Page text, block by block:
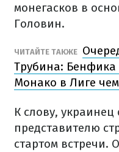
монегасков в
Головин.
ЧИТАЙТЕ ТАКЖЕ
Трубина:
Монако в Лиге
К слову,
представителю
стартом